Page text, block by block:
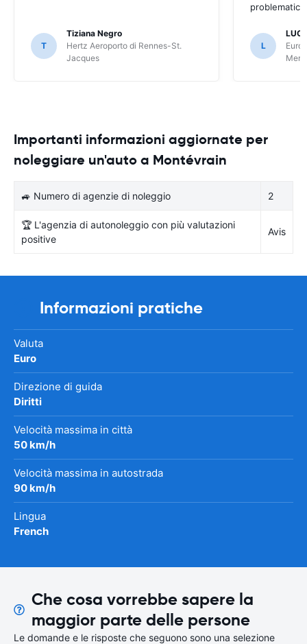
T
Tiziana Negro
Hertz Aeroporto di Rennes-St.
Jacques
L
Importanti informazioni aggiornate per
noleggiare un'auto a Montévrain
🚙 Numero di agenzie di noleggio 2
🏆 L'agenzia di autonoleggio con più valutazioni
positive
Avis
Informazioni pratiche
Valuta
Euro
Direzione di guida
Diritti
Velocità massima in città
50 km/h
Velocità massima in autostrada
90 km/h
Lingua
French
Che cosa vorrebbe sapere la
maggior parte delle persone
Le domande e le risposte che seguono sono una selezione